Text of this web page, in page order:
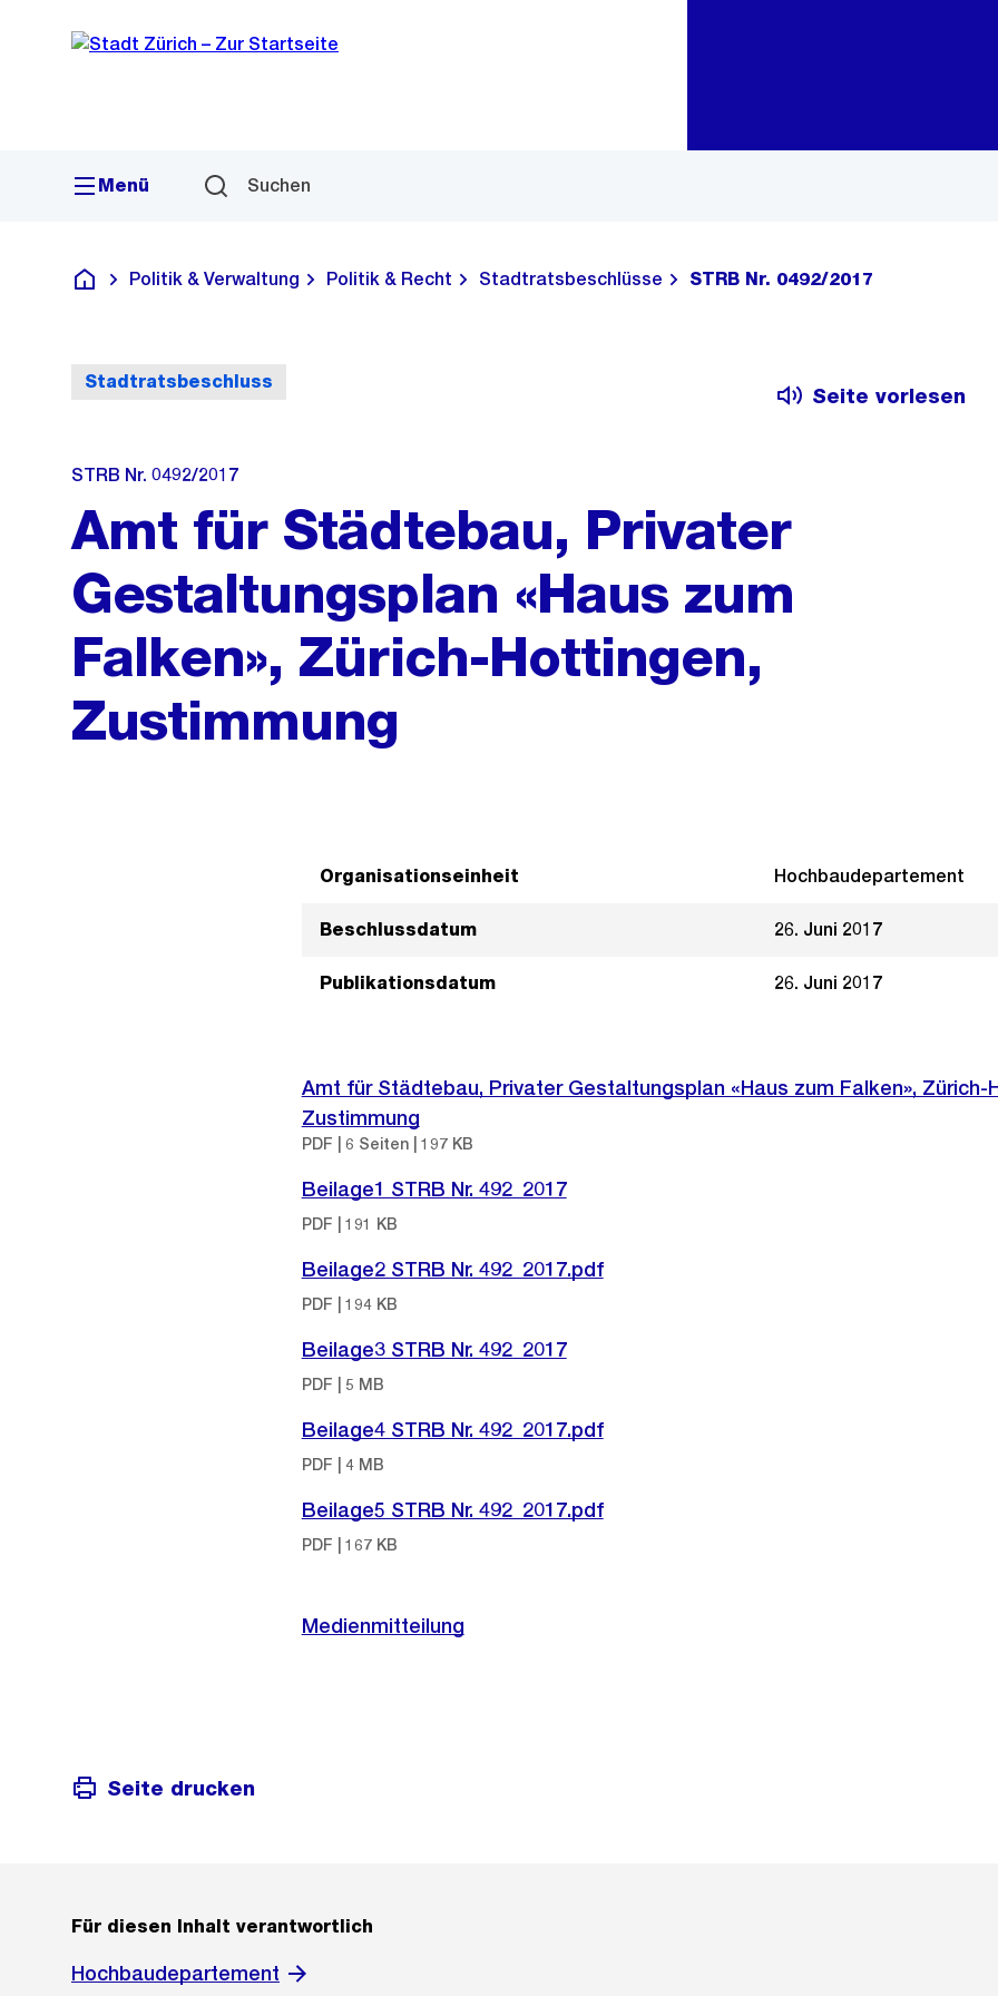
Navigation
Sprunglink
Menü Suchen
Deutsch
Politik & Verwaltung Politik & Recht Stadtratsbeschlüsse STRB Nr. 0492/2017
Stadtratsbeschluss
Seite vorlesen
STRB Nr. 0492/2017
Amt für Städtebau, Privater
Gestaltungsplan «Haus zum
Falken», Zürich-Hottingen,
Zustimmung
Organisationseinheit Hochbaudepartement
Beschlussdatum 26. Juni 2017
Publikationsdatum 26. Juni 2017
Amt für Städtebau, Privater Gestaltungsplan «Haus zum Falken», Zürich-
Zustimmung
PDF | 6 Seiten | 197 KB
Beilage1 STRB Nr. 492_2017
PDF | 191 KB
Beilage2 STRB Nr. 492_2017.pdf
PDF | 194 KB
Beilage3 STRB Nr. 492_2017
PDF | 5 MB
Beilage4 STRB Nr. 492_2017.pdf
PDF | 4 MB
Beilage5 STRB Nr. 492_2017.pdf
PDF | 167 KB
Medienmitteilung
Seite drucken
Für diesen Inhalt verantwortlich
Hochbaudepartement